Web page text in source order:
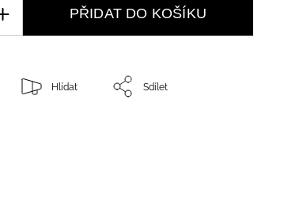
PŘIDAT DO KOŠÍKU
Hlídat Sdílet